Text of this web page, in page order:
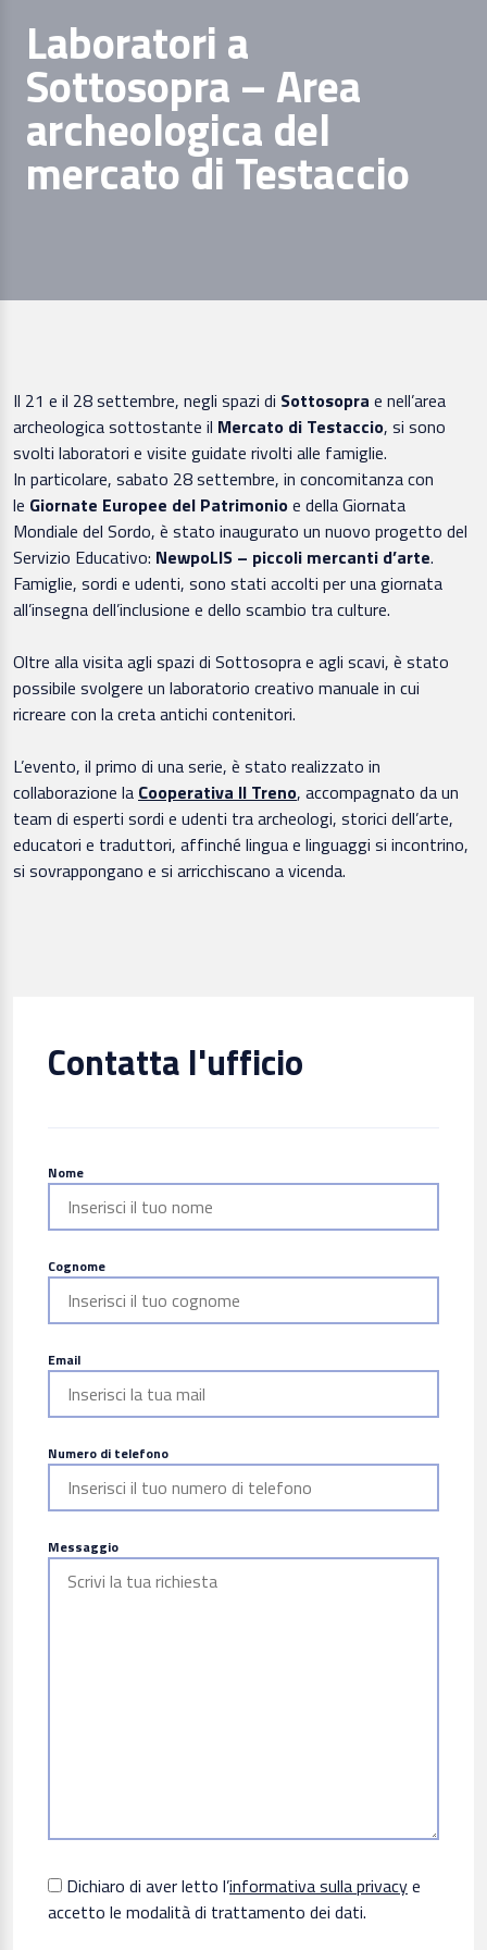
Laboratori a
Sottosopra – Area
archeologica del
mercato di Testaccio
Il 21 e il 28 settembre, negli spazi di Sottosopra e nell’area
archeologica sottostante il Mercato di Testaccio, si sono
svolti laboratori e visite guidate rivolti alle famiglie.
In particolare, sabato 28 settembre, in concomitanza con
le Giornate Europee del Patrimonioe della Giornata
Mondiale del Sordo, è stato inaugurato un nuovo progetto del
Servizio Educativo: NewpoLIS – piccoli mercanti d’arte.
Famiglie, sordi e udenti, sono stati accolti per una giornata
all’insegna dell’inclusione e dello scambio tra culture.
Oltre alla visita agli spazi di Sottosopra e agli scavi, è stato
possibile svolgere un laboratorio creativo manuale in cui
ricreare con la creta antichi contenitori.
L’evento, il primo di una serie, è stato realizzato in
collaborazione la Cooperativa Il Treno, accompagnato da un
team di esperti sordi e udenti tra archeologi, storici dell’arte,
educatori e traduttori, affinché lingua e linguaggi si incontrino,
si sovrappongano e si arricchiscano a vicenda.
Contatta l'ufficio
Nome
Cognome
Email
Numero di telefono
Messaggio
Dichiaro di aver letto l’informativa sulla privacye
accetto le modalità di trattamento dei dati.